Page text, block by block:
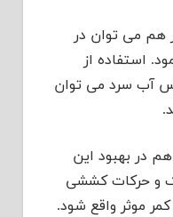
توان در
از
می توان
این
کششی
واقع شود.